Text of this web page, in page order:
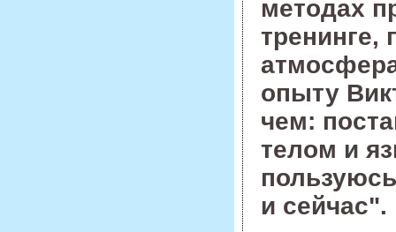
методах
тренинге,
опыту
чем:
телом и
и сейчас".